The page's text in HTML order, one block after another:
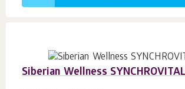
Siberian Wellness